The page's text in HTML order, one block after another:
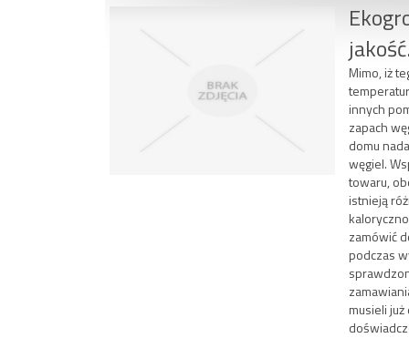
Mimo, iż
innych
zapach
domu
węgiel.
towaru,
istnieją
zamówić
podczas
musieli